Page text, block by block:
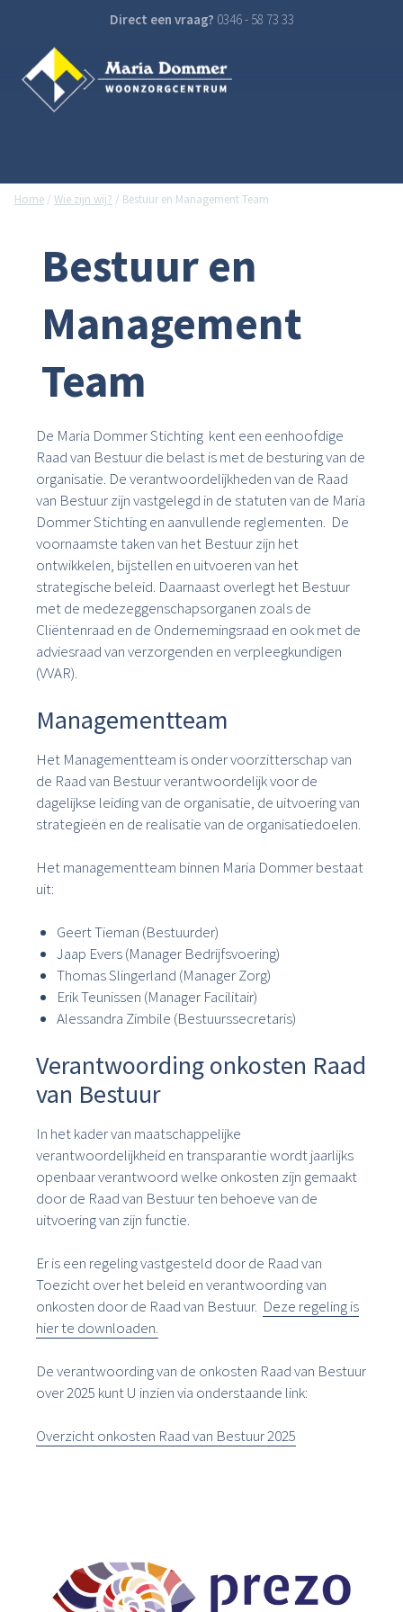
Direct een vraag? 0346 - 58 73 33
Home / Wie zijn wij? / Bestuur en Management Team
Bestuur en
Management
Team
De Maria Dommer Stichting kent een eenhoofdige
Raad van Bestuur die belast is met de besturing van de
organisatie. De verantwoordelijkheden van de Raad
van Bestuur zijn vastgelegd in de statuten van de Maria
Dommer Stichting en aanvullende reglementen. De
voornaamste taken van het Bestuur zijn het
ontwikkelen, bijstellen en uitvoeren van het
strategische beleid. Daarnaast overlegt het Bestuur
met de medezeggenschapsorganen zoals de
Cliëntenraad en de Ondernemingsraad en ook met de
adviesraad van verzorgenden en verpleegkundigen
(VVAR).
Managementteam
Het Managementteam is onder voorzitterschap van
de Raad van Bestuur verantwoordelijk voor de
dagelijkse leiding van de organisatie, de uitvoering van
strategieën en de realisatie van de organisatiedoelen.
Het managementteam binnen Maria Dommer bestaat
uit:
Geert Tieman (Bestuurder)
Jaap Evers (Manager Bedrijfsvoering)
Thomas Slingerland (Manager Zorg)
Erik Teunissen (Manager Facilitair)
Alessandra Zimbile (Bestuurssecretaris)
Verantwoording onkosten Raad
van Bestuur
In het kader van maatschappelijke
verantwoordelijkheid en transparantie wordt jaarlijks
openbaar verantwoord welke onkosten zijn gemaakt
door de Raad van Bestuur ten behoeve van de
uitvoering van zijn functie.
Er is een regeling vastgesteld door de Raad van
Toezicht over het beleid en verantwoording van
onkosten door de Raad van Bestuur. Deze regeling is
hier te downloaden.
De verantwoording van de onkosten Raad van Bestuur
over 2025 kunt U inzien via onderstaande link:
Overzicht onkosten Raad van Bestuur 2025